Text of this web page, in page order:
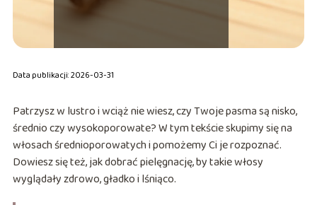
Data publikacji: 2026-03-31
Patrzysz w lustro i wciąż nie wiesz, czy Twoje pasma są nisko,
średnio czy wysokoporowate? W tym tekście skupimy się na
włosach średnioporowatych i pomożemy Ci je rozpoznać.
Dowiesz się też, jak dobrać pielęgnację, by takie włosy
wyglądały zdrowo, gładko i lśniąco.